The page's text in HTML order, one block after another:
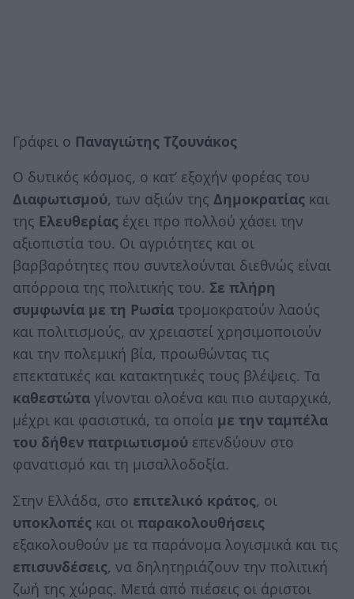
Γράφει ο Παναγιώτης Τζουνάκος
Ο δυτικός κόσμος, ο κατ’ εξοχήν φορέας του
Διαφωτισμού, των αξιών της Δημοκρατίας και
της Ελευθερίας έχει προ πολλού χάσει την
αξιοπιστία του. Οι αγριότητες και οι
βαρβαρότητες που συντελούνται διεθνώς είναι
απόρροια της πολιτικής του. Σε πλήρη
συμφωνία με τη Ρωσία τρομοκρατούν λαούς
και πολιτισμούς, αν χρειαστεί χρησιμοποιούν
και την πολεμική βία, προωθώντας τις
επεκτατικές και κατακτητικές τους βλέψεις. Τα
καθεστώτα γίνονται ολοένα και πιο αυταρχικά,
μέχρι και φασιστικά, τα οποία με την ταμπέλα
του δήθεν πατριωτισμού επενδύουν στο
φανατισμό και τη μισαλλοδοξία.
Στην Ελλάδα, στο επιτελικό κράτος, οι
υποκλοπές και οι παρακολουθήσεις
εξακολουθούν με τα παράνομα λογισμικά και τις
επισυνδέσεις, να δηλητηριάζουν την πολιτική
ζωή της χώρας. Μετά από πιέσεις οι άριστοι